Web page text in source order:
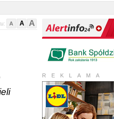
A A A
REKLAMA